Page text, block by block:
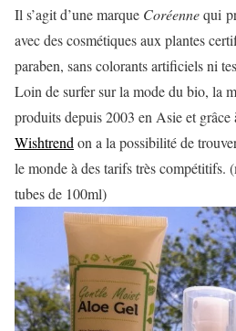
Il s’agit d’une marque Coréennequi
avec des cosmétiques aux plantes
paraben, sans colorants artificiels ni
Loin de surfer sur la mode du bio, la
produits depuis 2003 en Asie et grâce
Wishtrend on a la possibilité de
le monde à des tarifs très compétitifs.
tubes de 100ml)